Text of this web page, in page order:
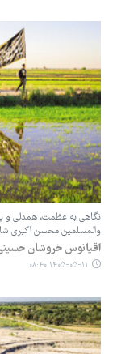
نگاهی به عظمت، همدلی و
والمسلمین محسن اکبری
‏اقیانوس خروشان
۱۴۰۵-۰۵-۱۱ ۰۸:۴۰